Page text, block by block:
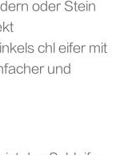
oder Stein
chl eifer mit
und